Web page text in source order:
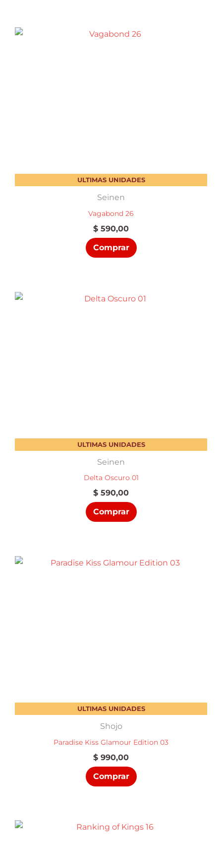
ULTIMAS UNIDADES
Seinen
Vagabond 26
$ 590,00
Comprar
ULTIMAS UNIDADES
Seinen
Delta Oscuro 01
$ 590,00
Comprar
ULTIMAS UNIDADES
Shojo
Paradise Kiss Glamour Edition 03
$ 990,00
Comprar